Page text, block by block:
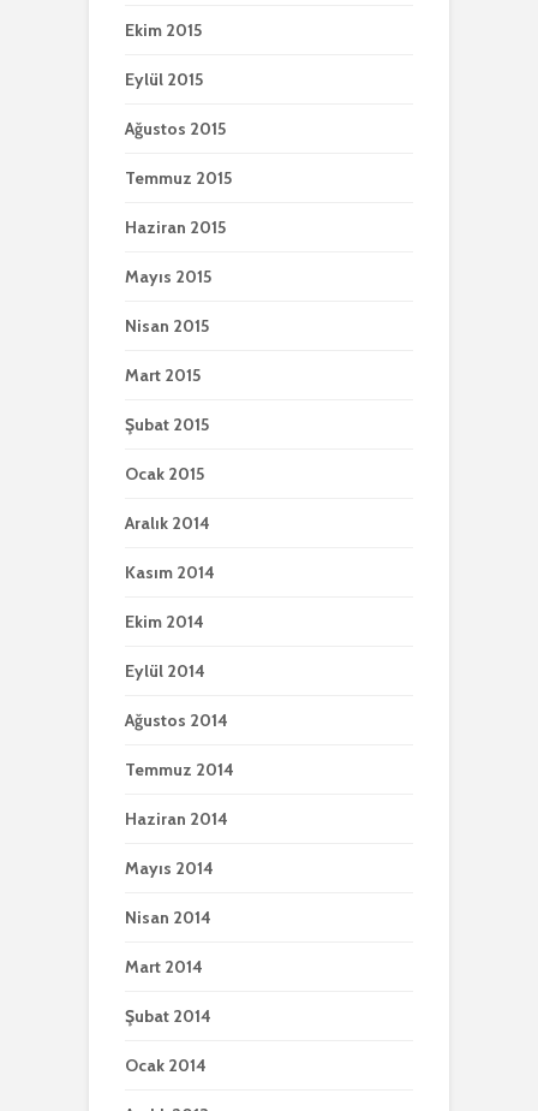
Ekim 2015
Eylül 2015
Ağustos 2015
Temmuz 2015
Haziran 2015
Mayıs 2015
Nisan 2015
Mart 2015
Şubat 2015
Ocak 2015
Aralık 2014
Kasım 2014
Ekim 2014
Eylül 2014
Ağustos 2014
Temmuz 2014
Haziran 2014
Mayıs 2014
Nisan 2014
Mart 2014
Şubat 2014
Ocak 2014